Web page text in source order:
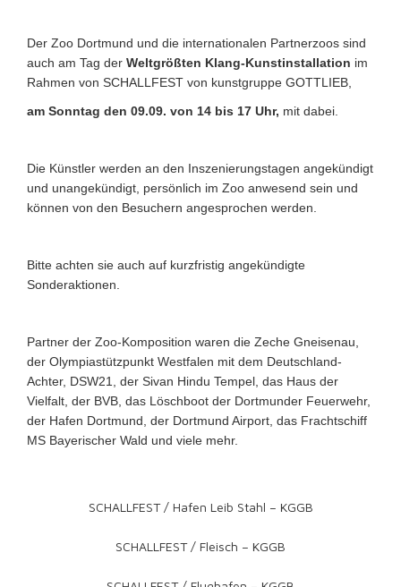
Der Zoo Dortmund und die internationalen Partnerzoos sind
auch am Tag der Weltgrößten Klang-Kunstinstallation im
Rahmen von SCHALLFEST von kunstgruppe GOTTLIEB,
am Sonntag den 09.09. von 14 bis 17 Uhr, mit dabei.
Die Künstler werden an den Inszenierungstagen angekündigt
und unangekündigt, persönlich im Zoo anwesend sein und
können von den Besuchern angesprochen werden.
Bitte achten sie auch auf kurzfristig angekündigte
Sonderaktionen.
Partner der Zoo-Komposition waren die Zeche Gneisenau,
der Olympiastützpunkt Westfalen mit dem Deutschland-
Achter, DSW21, der Sivan Hindu Tempel, das Haus der
Vielfalt, der BVB, das Löschboot der Dortmunder Feuerwehr,
der Hafen Dortmund, der Dortmund Airport, das Frachtschiff
MS Bayerischer Wald und viele mehr.
SCHALLFEST / Hafen Leib Stahl – KGGB
SCHALLFEST / Fleisch – KGGB